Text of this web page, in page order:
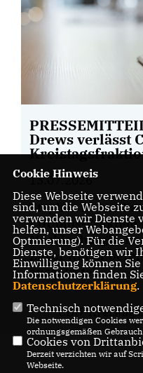
Drews verlässt
13.07.2026
Stephan Drews
CDUplus-Fraktion
Zuvor war er
ausgetreten.
CDU-
Cookie Hinweis
Diese Webseite
sind, um die Webseite
verwenden wir Dienste
helfen, unser
Optmierung). Für die
Dienste, benötigen wir
Einwilligung können
Informationen finden
Datenschutzerklärung.
Technisch
Die notwendigen Cookies
ordnungsgemäßen
Cookies von
Derzeit verzichten wir auf
Webseite.